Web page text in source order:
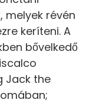
melyek révén
keríteni. A
bővelkedő
Jack the